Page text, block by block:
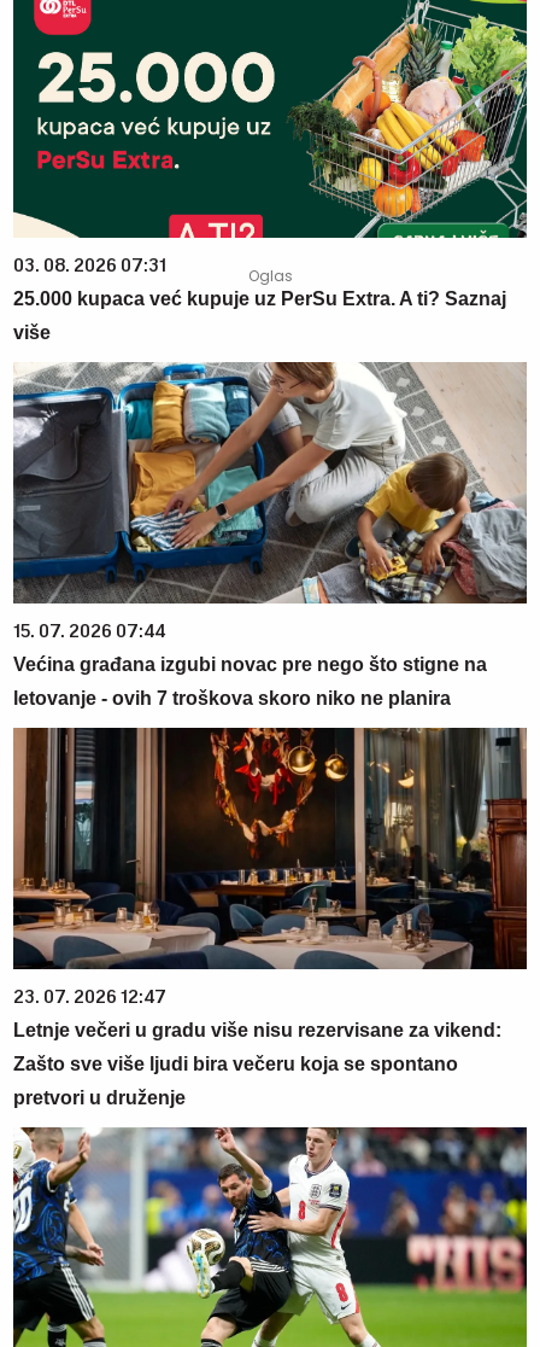
03. 08. 2026 07:31
25.000 kupaca već kupuje uz PerSu Extra. A ti? Saznaj
više
15. 07. 2026 07:44
Većina građana izgubi novac pre nego što stigne na
letovanje - ovih 7 troškova skoro niko ne planira
23. 07. 2026 12:47
Letnje večeri u gradu više nisu rezervisane za vikend:
Zašto sve više ljudi bira večeru koja se spontano
pretvori u druženje